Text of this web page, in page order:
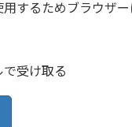
するためブラウザ
受け取る